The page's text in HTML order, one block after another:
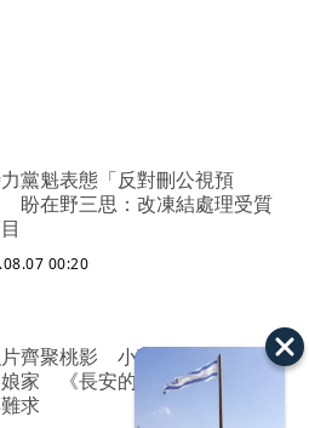
黨魁表態「反對刪公視預
盼在野三思：改凍結處理受質
00:20
齊聚桃影 小薰《祖先鬼》回
家 《長安的荔枝》桃影加映
求